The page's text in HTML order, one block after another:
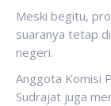
Meski begitu,
suaranya tetap
negeri.
Anggota Komisi
Sudrajat juga